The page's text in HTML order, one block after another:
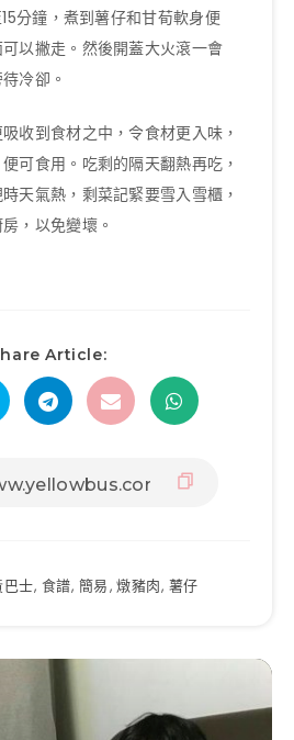
分鐘，煮到薯仔和甘荀軟身便
以撇走。然後開蓋大火滾一會
冷卻。
收到食材之中，令食材更入味，
可食用。吃剩的隔天翻熱再吃，
天氣熱，剩菜記緊要雪入雪櫃，
，以免變壞。
Article:
巴士, 食譜,簡易,燉豬肉, 薯仔